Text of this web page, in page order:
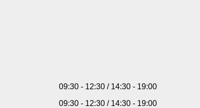
09:30 - 12:30 / 14:30 - 19:00
09:30 - 12:30 / 14:30 - 19:00